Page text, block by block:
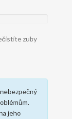
zuby
jeho